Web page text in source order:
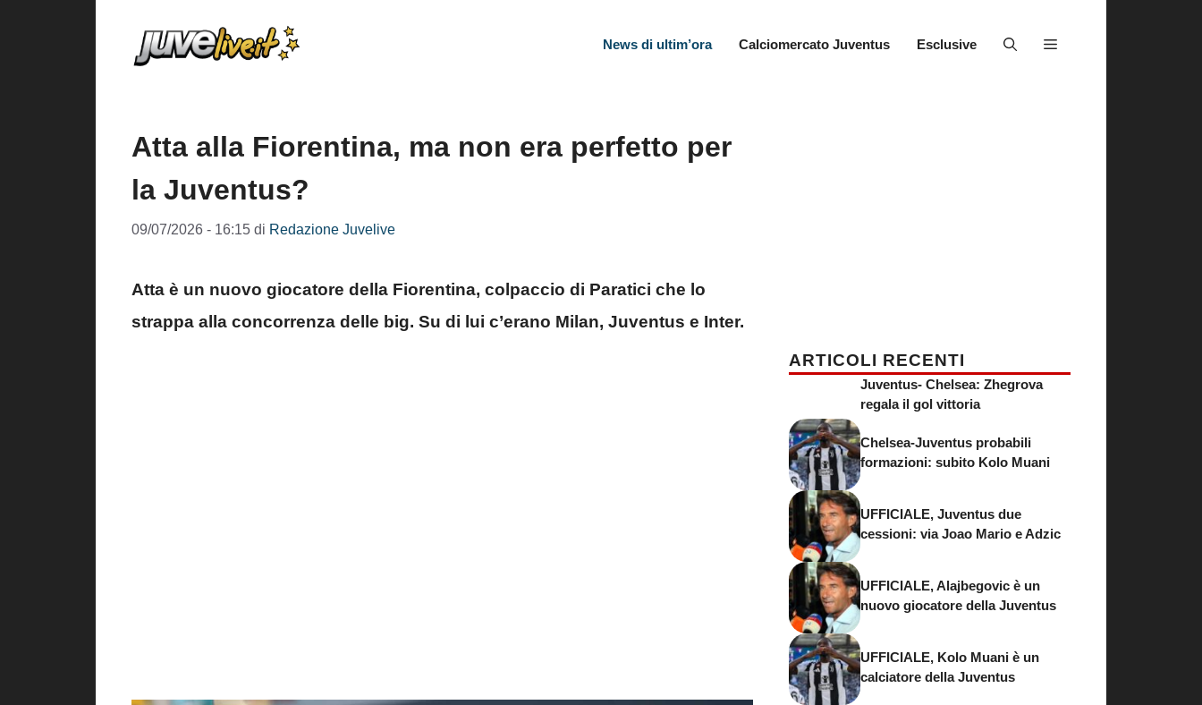
News di ultim’ora Calciomercato Juventus Esclusive
Atta alla Fiorentina, ma non era perfetto per
la Juventus?
09/07/2026 - 16:15 di Redazione Juvelive
Atta è un nuovo giocatore della Fiorentina, colpaccio di Paratici che lo
strappa alla concorrenza delle big. Su di lui c’erano Milan, Juventus e Inter.
ARTICOLI RECENTI
Juventus- Chelsea: Zhegrova
regala il gol vittoria
Chelsea-Juventus probabili
formazioni: subito Kolo Muani
UFFICIALE, Juventus due
cessioni: via Joao Mario e Adzic
UFFICIALE, Alajbegovic è un
nuovo giocatore della Juventus
UFFICIALE, Kolo Muani è un
calciatore della Juventus